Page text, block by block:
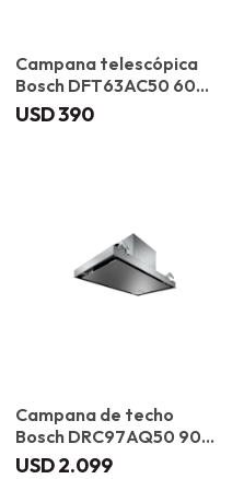
Campana telescópica
Bosch DFT63AC50 60
cm
USD390
Campana de techo
Bosch DRC97AQ50 90
cm
USD2.099